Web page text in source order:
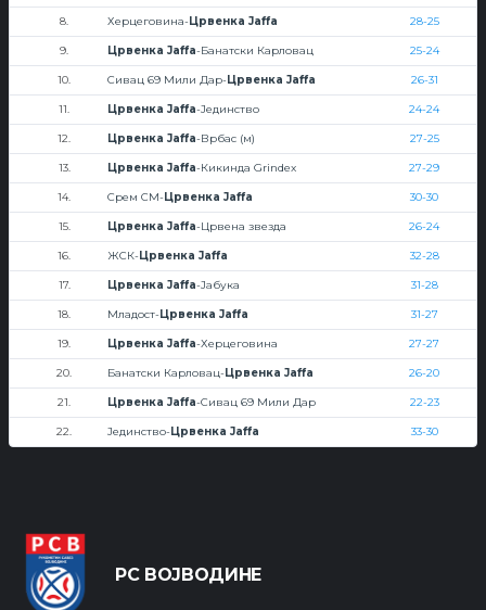
8. Херцеговина-Црвенка Jaffa 28-25
9. Црвенка Jaffa-Банатски Карловац 25-24
10. Сивац 69 Мили Дар-Црвенка Jaffa 26-31
11. Црвенка Jaffa-Јединство 24-24
12. Црвенка Jaffa-Врбас (м) 27-25
13. Црвенка Jaffa-Кикинда Grindex 27-29
14. Срем СМ-Црвенка Jaffa 30-30
15. Црвенка Jaffa-Црвена звезда 26-24
16. ЖСК-Црвенка Jaffa 32-28
17. Црвенка Jaffa-Јабука 31-28
18. Младост-Црвенка Jaffa 31-27
19. Црвенка Jaffa-Херцеговина 27-27
20. Банатски Карловац-Црвенка Jaffa 26-20
21. Црвенка Jaffa-Сивац 69 Мили Дар 22-23
22. Јединство-Црвенка Jaffa 33-30
РС ВОЈВОДИНЕ